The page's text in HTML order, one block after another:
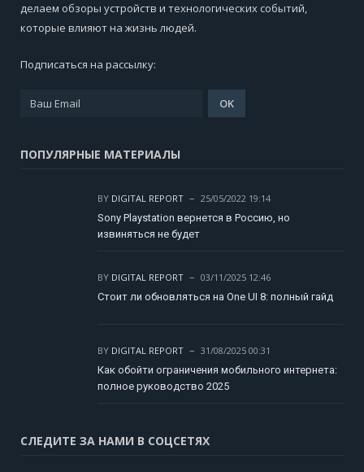
делаем обзоры устройств и технологических событий,
которые влияют на жизнь людей.
Подписаться на рассылку:
ПОПУЛЯРНЫЕ МАТЕРИАЛЫ
BY DIGITAL REPORT
25/05/2022 19:14
Sony Playstation вернется в Россию, но
извиняться не будет
BY DIGITAL REPORT
03/11/2025 12:46
Стоит ли обновляться на One UI 8: полный гайд
BY DIGITAL REPORT
31/08/2025 00:31
Как обойти ограничения мобильного интернета:
полное руководство 2025
СЛЕДИТЕ ЗА НАМИ В СОЦСЕТЯХ